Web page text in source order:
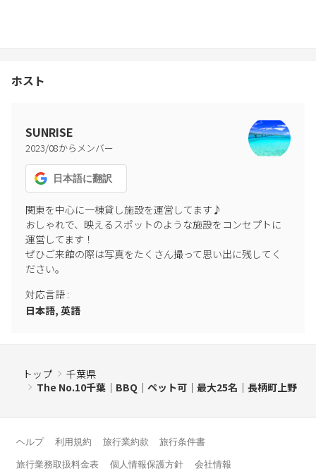
5.大量に使用済みのお皿が残っている場合、使用状況によっては、
6.当貸別荘の設備・備品等は、ご宿泊期間中に限りご利用者様に貸
与するものであり、お持ち帰りいただくことはできません。別荘
7.下記物品などの持ち込みを禁止いたします。
・火薬、爆薬、ガソリン、灯油、薬品、毒性ガス、揮発油等等の
危険物
・腐敗物、不潔物、その他湿気、悪臭、異臭、臭気等を発する物
・猫、鳥、爬虫類その他の動物ペット類全般
・著しく大量な物品
・その他法令で所持を禁じられている物 等
器演奏行為、大声での会話等近隣に迷惑を及ぼす行為はおやめく
ださい。
以外の目的での利用はおやめ下さい。
4.近隣はとても静かな地域になりますので施設にて大声を出すなど
場合があります。その場合は法的にすべて別荘利用者様が責任を
ホスト
SUNRISE
2023/08からメンバー
日本語に翻訳
関東を中心に一棟貸し施設を運営してます♪
おしゃれで、映えるスポットのような施設をコンセプトに
運営してます！
ぜひご来館の際は写真をたくさん撮って思い出に残してく
ださい。
対応言語 :
日本語, 英語
トップ
千葉県
The No.10千葉｜BBQ｜ペット可｜最大25名｜長柄町上野
ヘルプ 利用規約 旅行業約款 旅行条件書
旅行業務取扱料金表 個人情報保護方針 会社情報